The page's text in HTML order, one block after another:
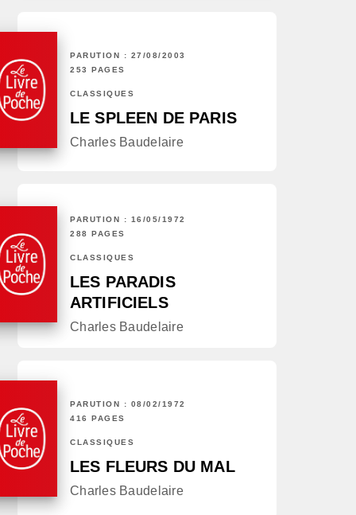
PARUTION : 27/08/2003
253 PAGES
CLASSIQUES
LE SPLEEN DE PARIS
Charles Baudelaire
PARUTION : 16/05/1972
288 PAGES
CLASSIQUES
LES PARADIS
ARTIFICIELS
Charles Baudelaire
PARUTION : 08/02/1972
416 PAGES
CLASSIQUES
LES FLEURS DU MAL
Charles Baudelaire